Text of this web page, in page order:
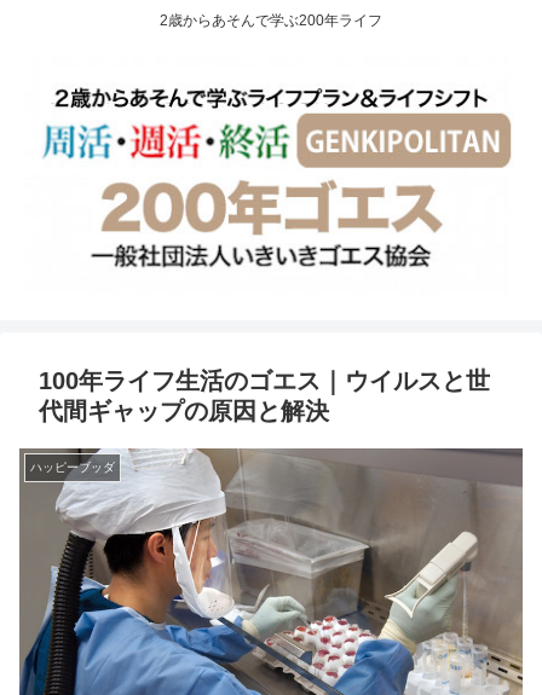
2歳からあそんで学ぶ200年ライフ
100年ライフ生活のゴエス｜ウイルスと世
代間ギャップの原因と解決
ハッピーブッダ